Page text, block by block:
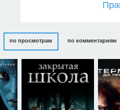
по просмотрам по комментариям